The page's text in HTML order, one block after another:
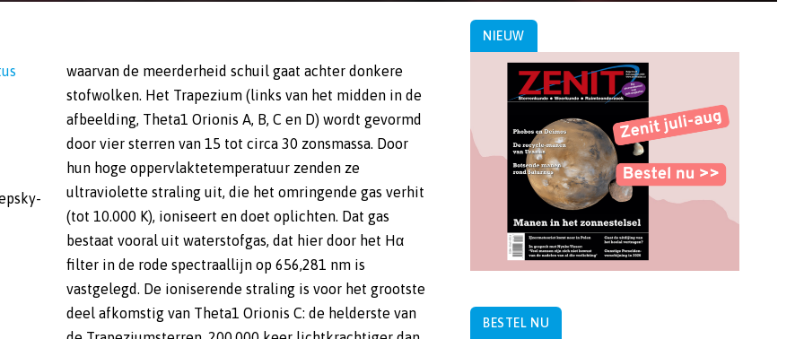
waarvan de meerderheid schuil gaat achter donkere
stofwolken. Het Trapezium (links van het midden in de
afbeelding, Theta1 Orionis A, B, C en D) wordt gevormd
door vier sterren van 15 tot circa 30 zonsmassa. Door
hun hoge oppervlaktetemperatuur zenden ze
ultraviolette straling uit, die het omringende gas verhit
(tot 10.000 K), ioniseert en doet oplichten. Dat gas
bestaat vooral uit waterstofgas, dat hier door het Hα
filter in de rode spectraallijn op 656,281 nm is
vastgelegd. De ioniserende straling is voor het grootste
deel afkomstig van Theta1 Orionis C: de helderste van
NIEUW
BESTEL NU